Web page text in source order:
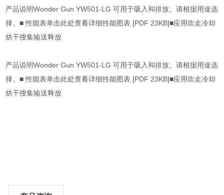
产品说明Wonder Gun YW501-LG 可用于吸入和排放。请根据用途选
择。■ 性能表单击此处查看详细性能图表 [PDF 23KB]■应用吹走冷却
烘干搜集输送释放
产品说明Wonder Gun YW501-LG 可用于吸入和排放。请根据用途选
择。■ 性能表单击此处查看详细性能图表 [PDF 23KB]■应用吹走冷却
烘干搜集输送释放